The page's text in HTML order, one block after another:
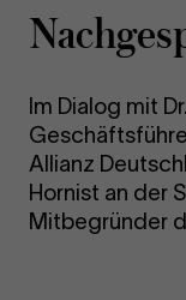
Im Dialog mit
Allianz
Hornist an der
Mitbegründer